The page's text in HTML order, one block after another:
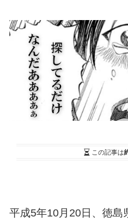
この記事は
平成5年10月20日、徳島